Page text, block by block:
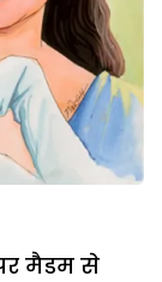
मैडम से